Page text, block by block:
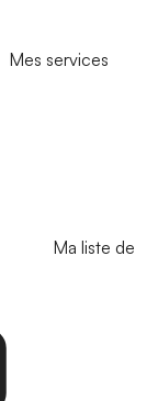
Mes services
Ma liste de